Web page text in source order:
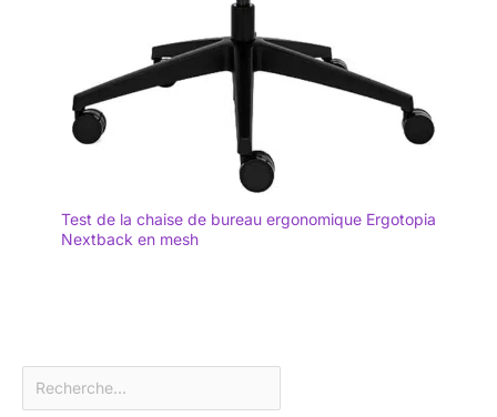
Test de la chaise de bureau ergonomique Ergotopia
Nextback en mesh